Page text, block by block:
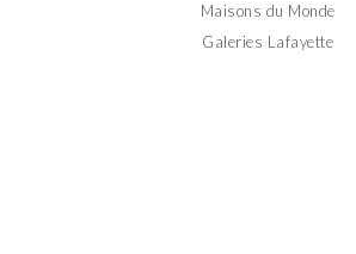
Maisons du Monde
Galeries Lafayette